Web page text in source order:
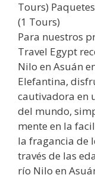
Tours)
(1 Tours)
Para nuestros
Travel Egypt
Nilo en Asuán
Elefantina,
cautivadora en
del mundo,
mente en la
la fragancia de
través de las
río Nilo en